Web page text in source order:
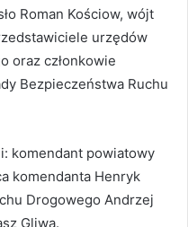
Roman Kościow, wójt
urzędów
oraz członkowie
Bezpieczeństwa Ruchu
komendant powiatowy
komendanta Henryk
Drogowego Andrzej
Gliwa.